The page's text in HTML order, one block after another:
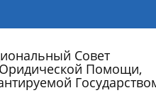
Совет
Помощи,